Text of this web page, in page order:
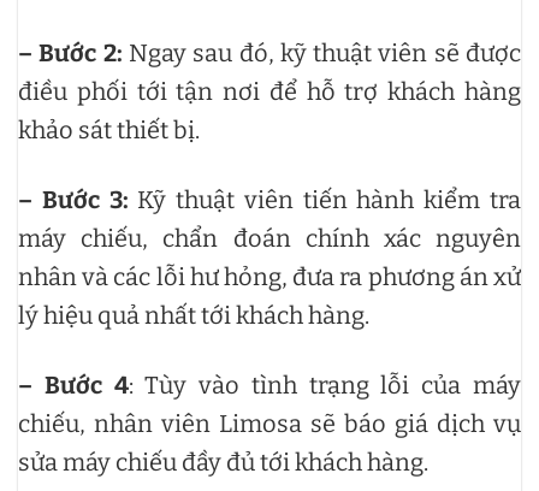
– Bước 2: Ngay sau đó, kỹ thuật viên sẽ được
điều phối tới tận nơi để hỗ trợ khách hàng
khảo sát thiết bị.
– Bước 3: Kỹ thuật viên tiến hành kiểm tra
máy chiếu, chẩn đoán chính xác nguyên
nhân và các lỗi hư hỏng, đưa ra phương án xử
lý hiệu quả nhất tới khách hàng.
– Bước 4: Tùy vào tình trạng lỗi của máy
chiếu, nhân viên Limosa sẽ báo giá dịch vụ
sửa máy chiếu đầy đủ tới khách hàng.